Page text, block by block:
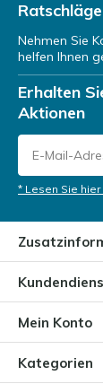
Halbe
Wir
Zähne
seiner
einen
Nehmen Sie
helfen Ihnen
Erhalten
Aktionen
* Lesen Sie
Mein Konto
Kategorien